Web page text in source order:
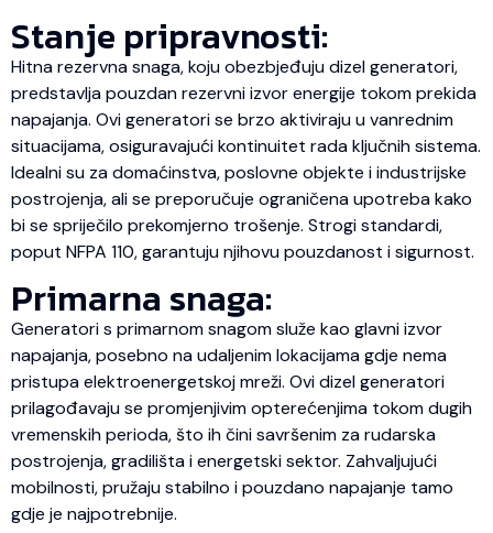
Stanje pripravnosti:
Hitna rezervna snaga, koju obezbjeđuju dizel generatori,
predstavlja pouzdan rezervni izvor energije tokom prekida
napajanja. Ovi generatori se brzo aktiviraju u vanrednim
situacijama, osiguravajući kontinuitet rada ključnih sistema.
Idealni su za domaćinstva, poslovne objekte i industrijske
postrojenja, ali se preporučuje ograničena upotreba kako
bi se spriječilo prekomjerno trošenje. Strogi standardi,
poput NFPA 110, garantuju njihovu pouzdanost i sigurnost.
Primarna snaga:
Generatori s primarnom snagom služe kao glavni izvor
napajanja, posebno na udaljenim lokacijama gdje nema
pristupa elektroenergetskoj mreži. Ovi dizel generatori
prilagođavaju se promjenjivim opterećenjima tokom dugih
vremenskih perioda, što ih čini savršenim za rudarska
postrojenja, gradilišta i energetski sektor. Zahvaljujući
mobilnosti, pružaju stabilno i pouzdano napajanje tamo
gdje je najpotrebnije.